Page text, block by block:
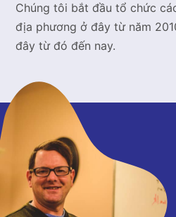
Chúng tôi bắt đầu tổ chức
địa phương ở đây từ năm
đây từ đó đến nay.